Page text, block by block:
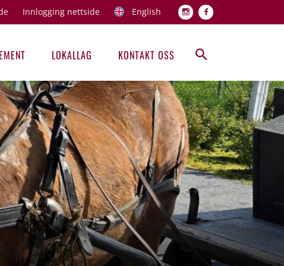
Topp
Innlogging nettside English
Hovedmeny
LOKALLAG KONTAKT OSS